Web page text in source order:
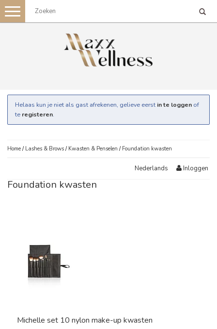
Toggle
navigation
Helaas kun je niet als gast afrekenen, gelieve eerst in te loggen of
te registeren.
Home / Lashes & Brows / Kwasten & Penselen / Foundation kwasten
Nederlands Inloggen
Foundation kwasten
Michelle set 10 nylon make-up kwasten